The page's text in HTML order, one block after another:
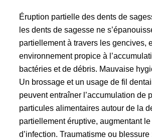
Éruption partielle des dents de
les dents de sagesse ne
partiellement à travers les gencives,
environnement propice à
bactéries et de débris. Mauvaise
Un brossage et un usage de fil
peuvent entraîner l’accumulation de
particules alimentaires autour de la
partiellement éruptive, augmentant
d’infection. Traumatisme ou blessure